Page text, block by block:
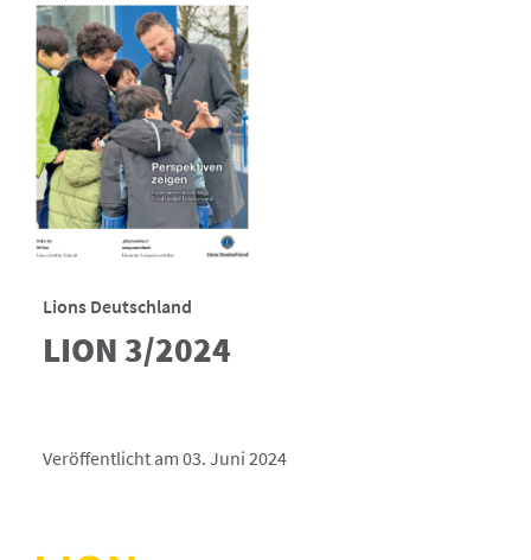
Lions Deutschland
LION 3/2024
Veröffentlicht am 03. Juni 2024